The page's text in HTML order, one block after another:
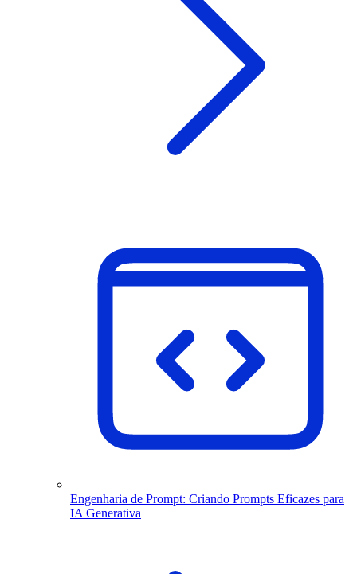
Engenharia de Prompt: Criando Prompts Eficazes para
IA Generativa